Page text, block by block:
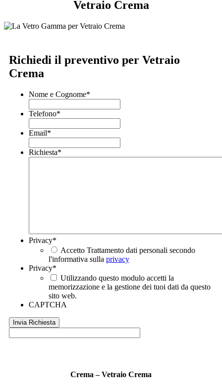
Vetraio Crema
Richiedi il preventivo per Vetraio
Crema
Nome e Cognome*
Telefono*
Email*
Richiesta*
Privacy*
Accetto Trattamento dati personali secondo
l'informativa sulla privacy
Privacy*
Utilizzando questo modulo accetti la
memorizzazione e la gestione dei tuoi dati da questo
sito web.
CAPTCHA
Crema – Vetraio Crema